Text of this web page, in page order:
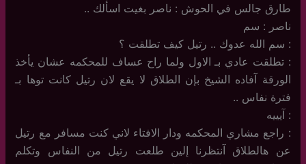
طارق جالس في الحوش : ناصر بغيت اسألك ..
ناصر : سم
: سم الله عدوك .. رتيل كيف تطلقت ؟
: تطلقت عادي بـ الاول ولما راح عساف للمحكمه عشان يأخذ
الورقة آفاده الشيخ بإن الطلاق لا يقع لان رتيل كانت توها بـ
فترة نفاس ..
: آيييه
: راجع مشاري المحكمه ودار الافتاء لاني كنت مسافر مع رتيل
عن هالطلاق آنتظرنا إلين طلعت رتيل من النفاس وتكلم